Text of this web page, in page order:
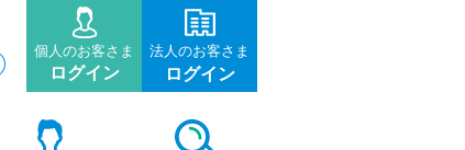
個人のお客さま
ログイン
法人のお客さま
ログイン